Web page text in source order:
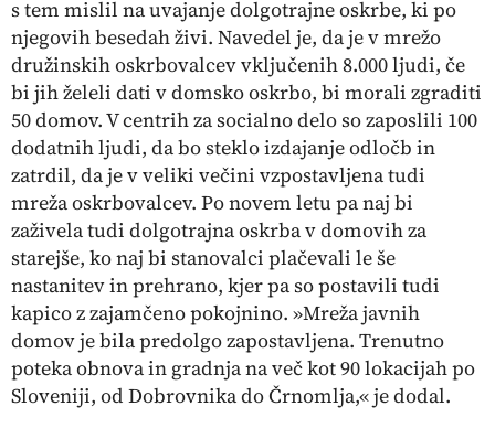
s tem mislil na uvajanje dolgotrajne oskrbe, ki po
njegovih besedah živi. Navedel je, da je v mrežo
družinskih oskrbovalcev vključenih 8.000 ljudi, če
bi jih želeli dati v domsko oskrbo, bi morali zgraditi
50 domov. V centrih za socialno delo so zaposlili 100
dodatnih ljudi, da bo steklo izdajanje odločb in
zatrdil, da je v veliki večini vzpostavljena tudi
mreža oskrbovalcev. Po novem letu pa naj bi
zaživela tudi dolgotrajna oskrba v domovih za
starejše, ko naj bi stanovalci plačevali le še
nastanitev in prehrano, kjer pa so postavili tudi
kapico z zajamčeno pokojnino. »Mreža javnih
domov je bila predolgo zapostavljena. Trenutno
poteka obnova in gradnja na več kot 90 lokacijah po
Sloveniji, od Dobrovnika do Črnomlja,« je dodal.